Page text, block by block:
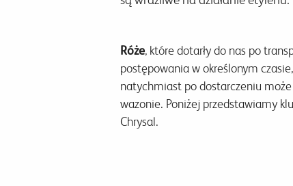
Róże, które dotarły do ​​nas po
postępowania w określonym
natychmiast po dostarczeniu
wazonie. Poniżej przedstawiamy
Chrysal.